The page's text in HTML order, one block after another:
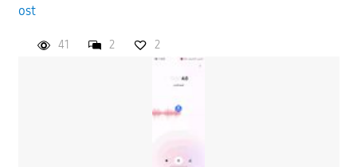
ost
41 2 2